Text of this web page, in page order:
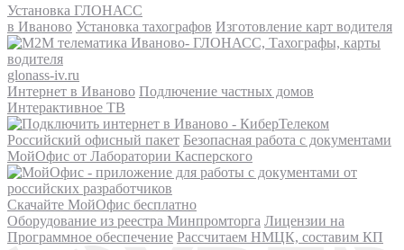
Установка ГЛОНАСС
в Иваново Установка тахографов Изготовление карт водителя
glonass-iv.ru
Интернет в Иваново Подлючение частных домов
Интерактивное ТВ
Российский офисный пакет Безопасная работа с документами
МойОфис от Лаборатории Касперского
Скачайте МойОфис бесплатно
Оборудование из реестра Минпромторга Лицензии на
Программное обеспечение Рассчитаем НМЦК, составим КП